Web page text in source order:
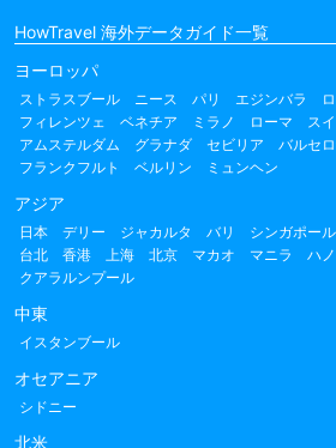
HowTravel 海外データガイド一覧
ヨーロッパ
ストラスブール ニース パリ エジンバラ
フィレンツェ
ベネチア ミラノ ローマ ス
アムステルダム
グラナダ セビリア バルセ
フランクフルト
ベルリン ミュンヘン
アジア
日本 デリー ジャカルタ バリ シンガポール
台北
香港 上海 北京 マカオ マニラ ハ
クアラルンプール
中東
イスタンブール
オセアニア
シドニー
北米